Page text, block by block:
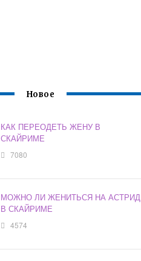
Новое
КАК ПЕРЕОДЕТЬ ЖЕНУ В
СКАЙРИМЕ
7080
МОЖНО ЛИ ЖЕНИТЬСЯ НА АСТРИД
В СКАЙРИМЕ
4574